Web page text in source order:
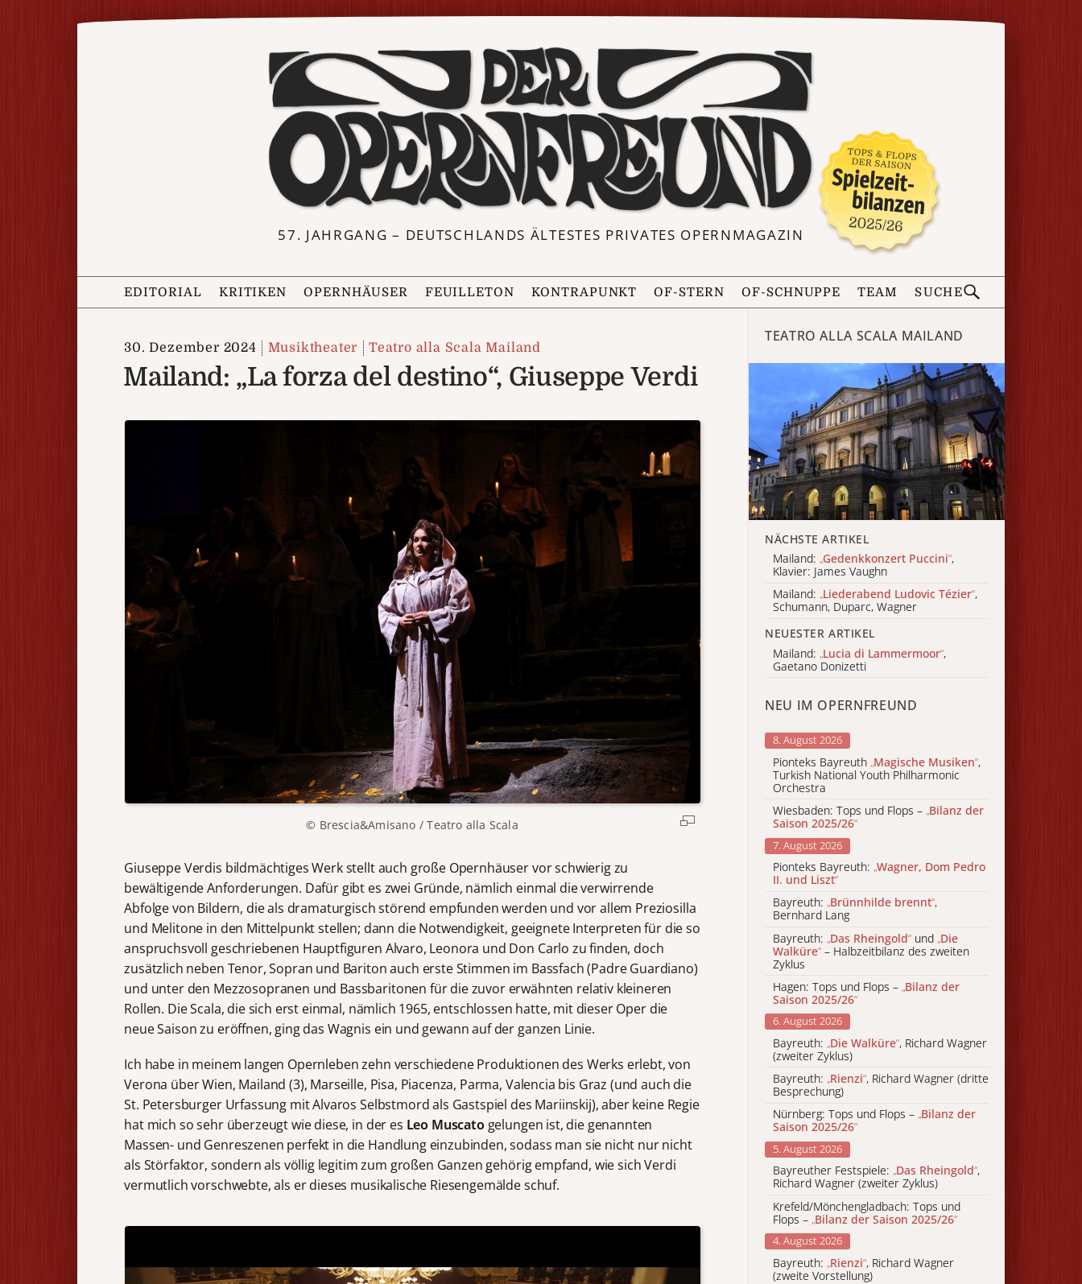
57. JAHRGANG – DEUTSCHLANDS ÄLTESTES PRIVATES OPERNMAGAZIN
EDITORIAL KRITIKEN OPERNHÄUSER FEUILLETON KONTRAPUNKT OF-STERN OF-SCHNUPPE TEAM SUCHE
30. Dezember 2024 Musiktheater Teatro alla Scala Mailand
Mailand: „La forza del destino“, Giuseppe Verdi
© Brescia&Amisano / Teatro alla Scala
Giuseppe Verdis bildmächtiges Werk stellt auch große Opernhäuser vor schwierig zu
bewältigende Anforderungen. Dafür gibt es zwei Gründe, nämlich einmal die verwirrende
Abfolge von Bildern, die als dramaturgisch störend empfunden werden und vor allem Preziosilla
und Melitone in den Mittelpunkt stellen; dann die Notwendigkeit, geeignete Interpreten für die so
anspruchsvoll geschriebenen Hauptfiguren Alvaro, Leonora und Don Carlo zu finden, doch
zusätzlich neben Tenor, Sopran und Bariton auch erste Stimmen im Bassfach (Padre Guardiano)
und unter den Mezzosopranen und Bassbaritonen für die zuvor erwähnten relativ kleineren
Rollen. Die Scala, die sich erst einmal, nämlich 1965, entschlossen hatte, mit dieser Oper die
neue Saison zu eröffnen, ging das Wagnis ein und gewann auf der ganzen Linie.
Ich habe in meinem langen Opernleben zehn verschiedene Produktionen des Werks erlebt, von
Verona über Wien, Mailand (3), Marseille, Pisa, Piacenza, Parma, Valencia bis Graz (und auch die
St. Petersburger Urfassung mit Alvaros Selbstmord als Gastspiel des Mariinskij), aber keine Regie
hat mich so sehr überzeugt wie diese, in der es Leo Muscato gelungen ist, die genannten
Massen- und Genreszenen perfekt in die Handlung einzubinden, sodass man sie nicht nur nicht
als Störfaktor, sondern als völlig legitim zum großen Ganzen gehörig empfand, wie sich Verdi
vermutlich vorschwebte, als er dieses musikalische Riesengemälde schuf.
TEATRO ALLA SCALA MAILAND
NÄCHSTE ARTIKEL
Mailand: „Gedenkkonzert Puccini“,
Klavier: James Vaughn
Mailand: „Liederabend Ludovic Tézier“,
Schumann, Duparc, Wagner
NEUESTER ARTIKEL
Mailand: „Lucia di Lammermoor“,
Gaetano Donizetti
NEU IM OPERNFREUND
8. August 2026
Pionteks Bayreuth „Magische Musiken“,
Turkish National Youth Philharmonic
Orchestra
Wiesbaden: Tops und Flops – „Bilanz der
Saison 2025/26“
7. August 2026
Pionteks Bayreuth: „Wagner, Dom Pedro
II. und Liszt“
Bayreuth: „Brünnhilde brennt“,
Bernhard Lang
Bayreuth: „Das Rheingold“ und „Die
Walküre“ – Halbzeitbilanz des zweiten
Zyklus
Hagen: Tops und Flops – „Bilanz der
Saison 2025/26“
6. August 2026
Bayreuth: „Die Walküre“, Richard Wagner
(zweiter Zyklus)
Bayreuth: „Rienzi“, Richard Wagner (dritte
Besprechung)
Nürnberg: Tops und Flops – „Bilanz der
Saison 2025/26“
5. August 2026
Bayreuther Festspiele: „Das Rheingold“,
Richard Wagner (zweiter Zyklus)
Krefeld/Mönchengladbach: Tops und
Flops – „Bilanz der Saison 2025/26“
4. August 2026
Bayreuth: „Rienzi“, Richard Wagner
(zweite Vorstellung)